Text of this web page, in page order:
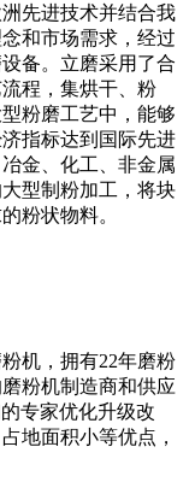
先进技术并结合我
和市场需求，经过
备。立磨采用了合
程，集烘干、粉
粉磨工艺中，能够
指标达到国际先进
金、化工、非金属
型制粉加工，将块
粉状物料。
机，拥有22年磨粉
粉机制造商和供应
专家优化升级改
地面积小等优点，